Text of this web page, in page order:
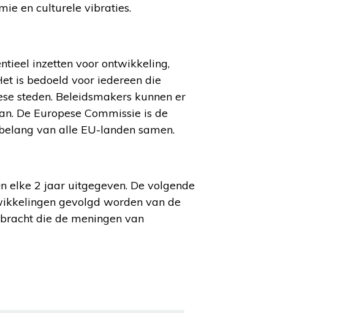
en culturele vibraties.
inzetten voor ontwikkeling,
is bedoeld voor iedereen die
steden. Beleidsmakers kunnen er
De Europese Commissie is de
van alle EU-landen samen.
elke 2 jaar uitgegeven. De volgende
gevolgd worden van de
die de meningen van